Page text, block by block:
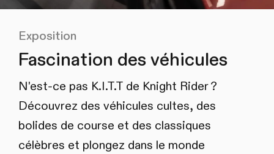
Exposition
Fascination des véhicules
N'est-ce pas K.I.T.T de Knight Rider ?
Découvrez des véhicules cultes, des
bolides de course et des classiques
célèbres et plongez dans le monde